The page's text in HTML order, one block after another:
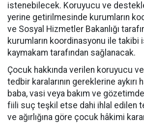
istenebilecek. Koruyucu ve
yerine getirilmesinde kurumların
ve Sosyal Hizmetler Bakanlığı
kurumların koordinasyonu ile takibi
kaymakam tarafından sağlanacak.
Çocuk hakkında verilen koruyucu
tedbir karalarının gereklerine aykırı
baba, vasi veya bakım ve
fiili suç teşkil etse dahi ihlal edilen
ve ağırlığına göre çocuk hâkimi